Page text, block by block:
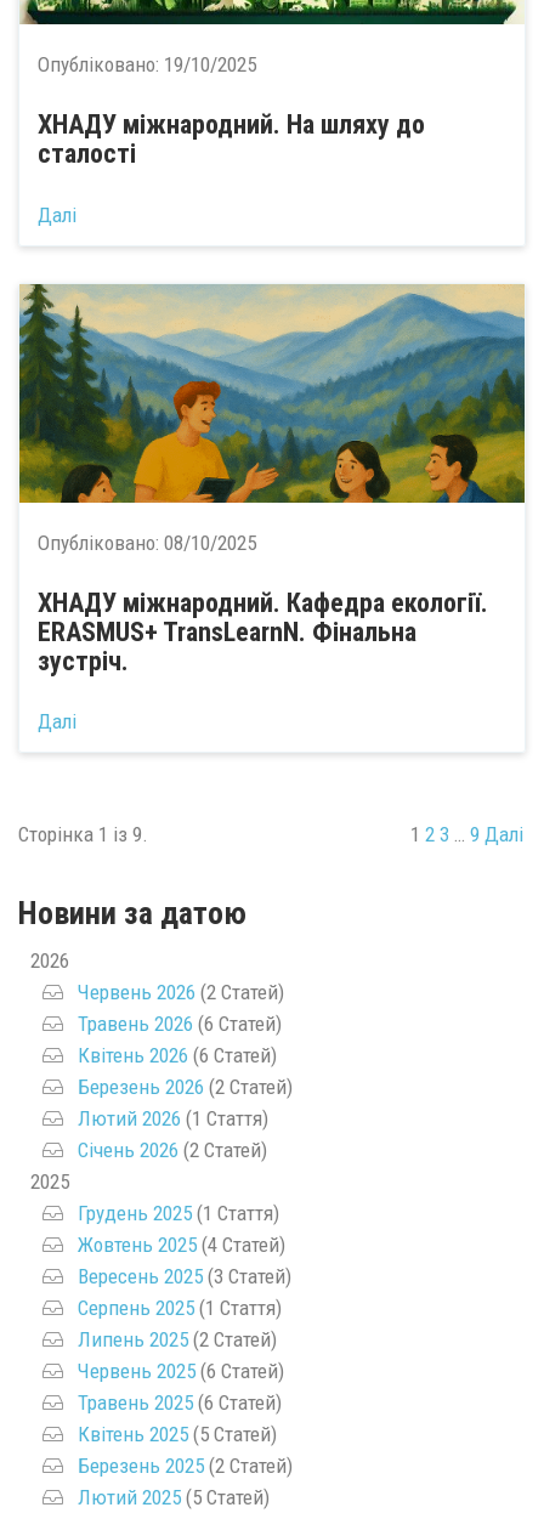
Опубліковано: 19/10/2025
ХНАДУ міжнародний. На шляху до
сталості
Далі
Опубліковано: 08/10/2025
ХНАДУ міжнародний. Кафедра екології.
ERASMUS+ TransLearnN. Фінальна
зустріч.
Далі
Сторінка 1 із 9. 1 2 3 … 9 Далі
Новини за датою
2026
Червень 2026 (2 Статей)
Травень 2026 (6 Статей)
Квітень 2026 (6 Статей)
Березень 2026 (2 Статей)
Лютий 2026 (1 Стаття)
Січень 2026 (2 Статей)
2025
Грудень 2025 (1 Стаття)
Жовтень 2025 (4 Статей)
Вересень 2025 (3 Статей)
Серпень 2025 (1 Стаття)
Липень 2025 (2 Статей)
Червень 2025 (6 Статей)
Травень 2025 (6 Статей)
Квітень 2025 (5 Статей)
Березень 2025 (2 Статей)
Лютий 2025 (5 Статей)